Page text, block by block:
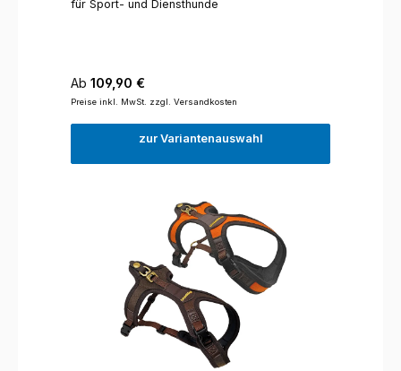
für Sport- und Diensthunde
Regulärer Preis:
Ab 109,90 €
Preise inkl. MwSt. zzgl. Versandkosten
zur Variantenauswahl